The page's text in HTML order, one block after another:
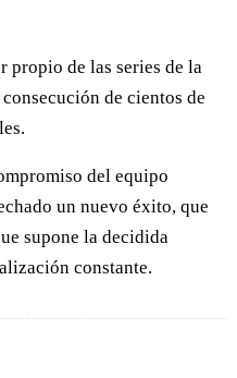
propio de las series de la
de cientos de
del equipo
un nuevo éxito, que
supone la decidida
constante.